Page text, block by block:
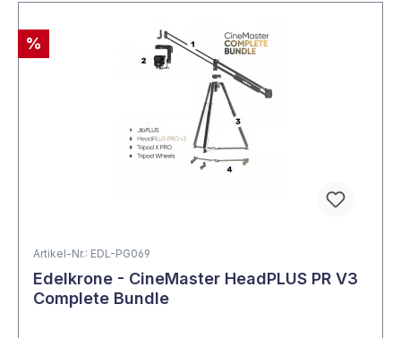
%
Artikel-Nr.: EDL-PG069
Edelkrone - CineMaster HeadPLUS PR V3
Complete Bundle